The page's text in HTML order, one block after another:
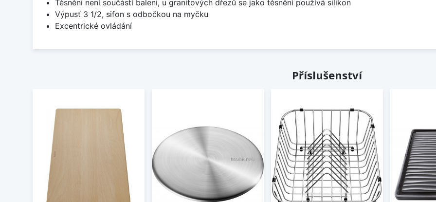
Těsnění není součástí balení, u granitových dřezů se jako těsnění používá silikon
Výpusť 3 1/2, sifon s odbočkou na myčku
Excentrické ovládání
Příslušenství